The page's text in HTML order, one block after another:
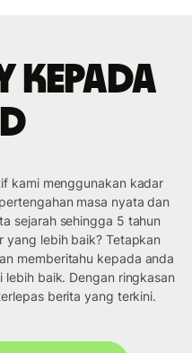
kepada
kami menggunakan kadar
masa nyata dan
sejarah sehingga 5 tahun
yang lebih baik? Tetapkan
memberitahu kepada anda
baik. Dengan ringkasan
berita yang terkini.